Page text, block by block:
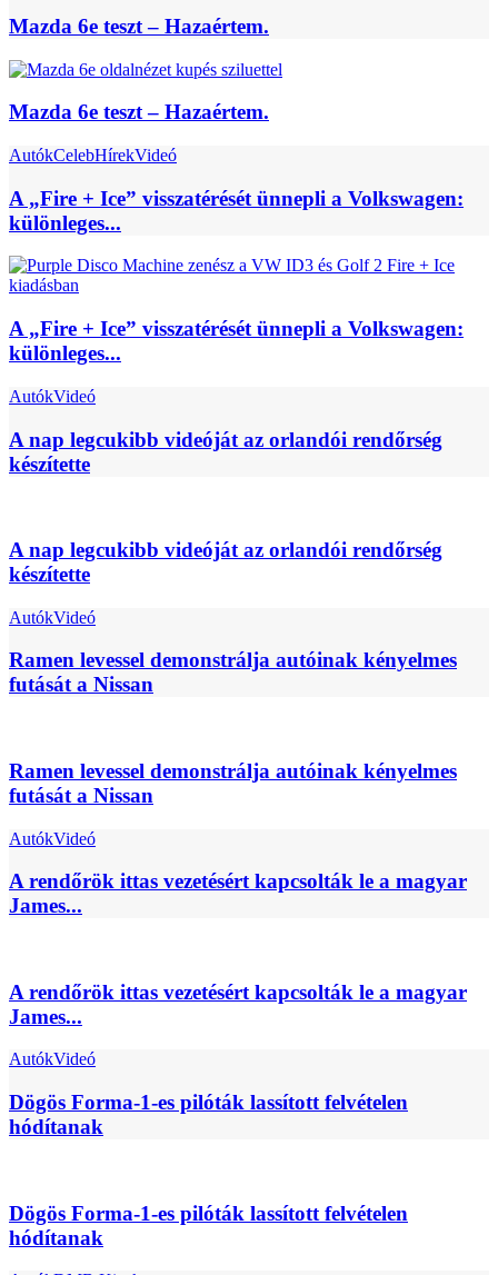
Mazda 6e teszt – Hazaértem.
Mazda 6e teszt – Hazaértem.
AutókCelebHírekVideó
A „Fire + Ice” visszatérését ünnepli a Volkswagen:
különleges...
A „Fire + Ice” visszatérését ünnepli a Volkswagen:
különleges...
AutókVideó
A nap legcukibb videóját az orlandói rendőrség
készítette
A nap legcukibb videóját az orlandói rendőrség
készítette
AutókVideó
Ramen levessel demonstrálja autóinak kényelmes
futását a Nissan
Ramen levessel demonstrálja autóinak kényelmes
futását a Nissan
AutókVideó
A rendőrök ittas vezetésért kapcsolták le a magyar
James...
A rendőrök ittas vezetésért kapcsolták le a magyar
James...
AutókVideó
Dögös Forma-1-es pilóták lassított felvételen
hódítanak
Dögös Forma-1-es pilóták lassított felvételen
hódítanak